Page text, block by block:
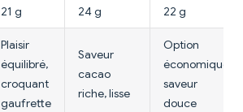
21 g 24 g 22 g
Plaisir
équilibré,
croquant
gaufrette
Saveur
cacao
riche, lisse
Option
économique,
saveur
douce